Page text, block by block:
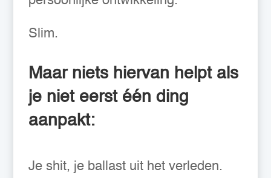
Slim.
Maar niets hiervan helpt als
je niet eerst één ding
aanpakt:
Je shit, je ballast uit het verleden.